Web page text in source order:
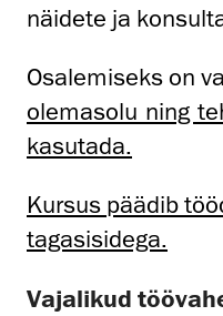
näidete ja
Osalemiseks on
olemasolu ning
kasutada.
Kursus päädib
tagasisidega.
Vajalikud